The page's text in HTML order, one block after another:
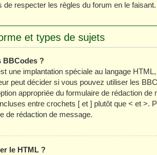
de respecter les règles du forum en le faisant.
et types de sujets
BBCodes ?
une implantation spéciale au langage
peut décider si vous pouvez utiliser les
appropriée du formulaire de rédaction
entre crochets [ et ] plutôt que < et >.
de rédaction de message.
le HTML ?